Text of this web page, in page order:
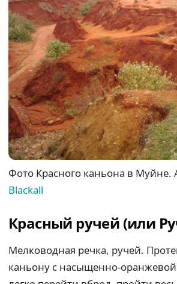
Фото Красного каньона в Муйне.
Blackall
Красный ручей (или
Мелководная речка, ручей.
каньону с насыщенно-